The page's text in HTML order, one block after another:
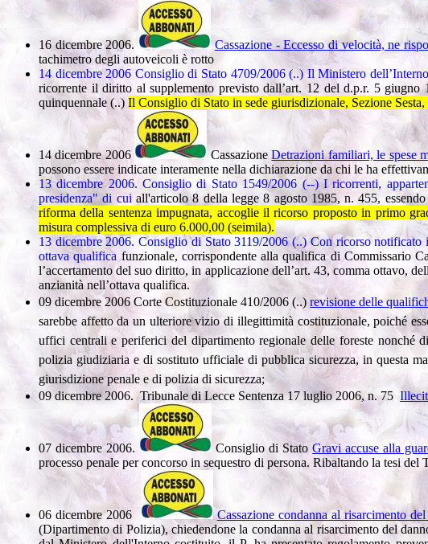
16 dicembre 2006. Cassazione - Eccesso di velocità, ne
tachimetro degli autoveicoli è rotto
14 dicembre 2006 Consiglio di Stato 4709/2006 (..)Il Ministero
ricorrente il diritto al supplemento previsto dall’art. 12 del d.p.r. 5
quinquennale (..) Il Consiglio di Stato in sede giurisdizionale, Sezione
14 dicembre 2006 CassazioneDetrazioni familiari, le spese
possono essere indicate interamente nella dichiarazione da chi le ha
13 dicembre 2006. Consiglio di Stato 1549/2006 (--) I ricorrenti,
presidenza" di cui all'articolo 8 della legge 8 agosto 1985, n. 455,
riforma della sentenza impugnata, accoglie il ricorso proposto in primo
misura complessiva di euro 6.000,00 (seimila).
13 dicembre 2006. Consiglio di Stato 3119/2006 (..)Con ricorso notificato
ottava qualificafunzionale, corrispondente alla qualifica di Commissario
l’accertamento del suo diritto, in applicazione dell’art. 43, comma ottavo,
anzianità nell’ottava qualifica.
09 dicembre 2006 Corte Costituzionale 410/2006 (..)revisione delle
sarebbe affetto da un ulteriore vizio di illegittimità costituzionale, poiché
uffici centrali e periferici del dipartimento regionale delle foreste nonché
polizia giudiziaria e di sostituto ufficiale di pubblica sicurezza, in questa
giurisdizione penale e di polizia di sicurezza;
09 dicembre 2006.Tribunale di Lecce Sentenza 17 luglio 2006, n. 75
07 dicembre 2006. Consiglio di StatoGravi accuse alla
processo penale per concorso in sequestro di persona. Ribaltando la tesi
06 dicembre 2006 Cassazione condanna al risarcimento
(Dipartimento di Polizia), chiedendone la condanna al risarcimento del